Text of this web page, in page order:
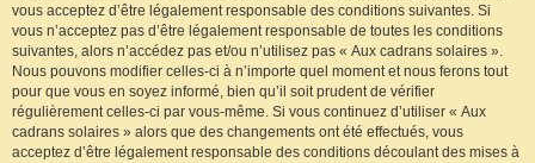
vous acceptez d’être légalement responsable des conditions suivantes. Si
vous n’acceptez pas d’être légalement responsable de toutes les conditions
suivantes, alors n’accédez pas et/ou n’utilisez pas « Aux cadrans solaires ».
Nous pouvons modifier celles-ci à n’importe quel moment et nous ferons tout
pour que vous en soyez informé, bien qu’il soit prudent de vérifier
régulièrement celles-ci par vous-même. Si vous continuez d’utiliser « Aux
cadrans solaires » alors que des changements ont été effectués, vous
acceptez d’être légalement responsable des conditions découlant des mises à